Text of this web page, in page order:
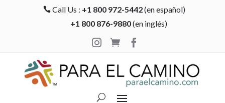
 Call Us : +1 800 972-5442(en español)
+1 800 876-9880(en inglés)

 